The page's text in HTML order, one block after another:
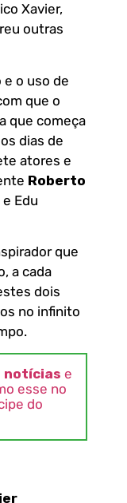
Xavier,
outras
e o uso de
que o
que começa
dias de
atores e
Roberto
Edu
que
a cada
dois
no infinito
notícias e
esse no
do